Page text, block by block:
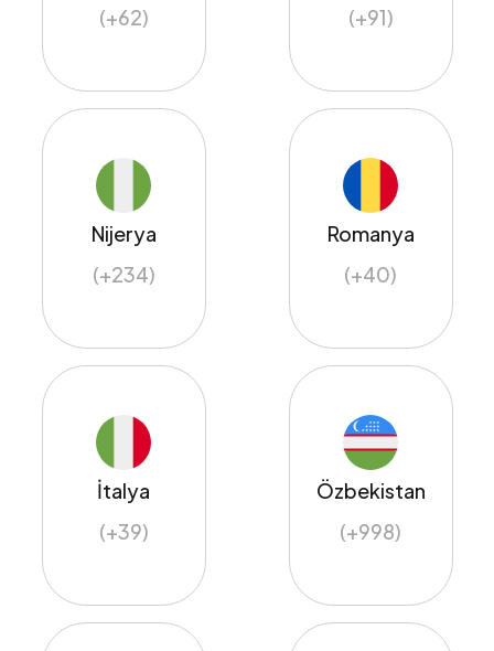
(+62)
(+91)
Nijerya
(+234)
Romanya
(+40)
İtalya
(+39)
Özbekistan
(+998)